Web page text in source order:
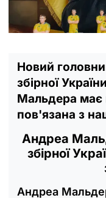
Новий
збірної
Мальдера має
пов'язана з
Андреа
збірної
Андреа